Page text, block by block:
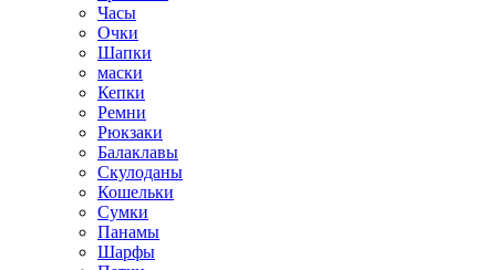
Часы
Очки
Шапки
маски
Кепки
Ремни
Рюкзаки
Балаклавы
Скулоданы
Кошельки
Сумки
Панамы
Шарфы